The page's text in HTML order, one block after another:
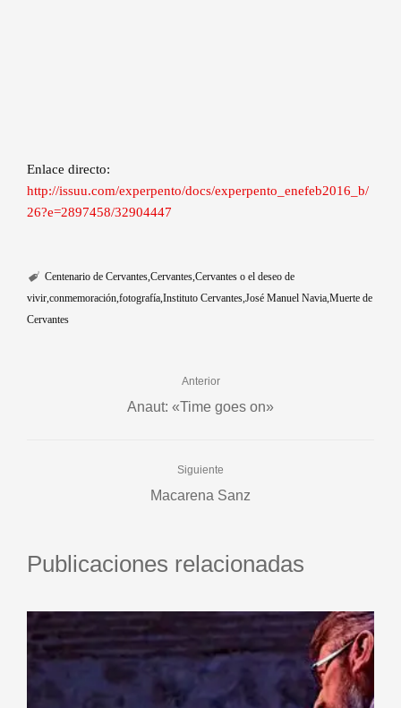
Enlace directo:
http://issuu.com/experpento/docs/experpento_enefeb2016_b/
26?e=2897458/32904447
Centenario de Cervantes Cervantes Cervantes o el deseo de
vivir conmemoración fotografía Instituto Cervantes José Manuel Navia Muerte de
Cervantes
Anterior
Anaut: «Time goes on»
Siguiente
Macarena Sanz
Publicaciones relacionadas